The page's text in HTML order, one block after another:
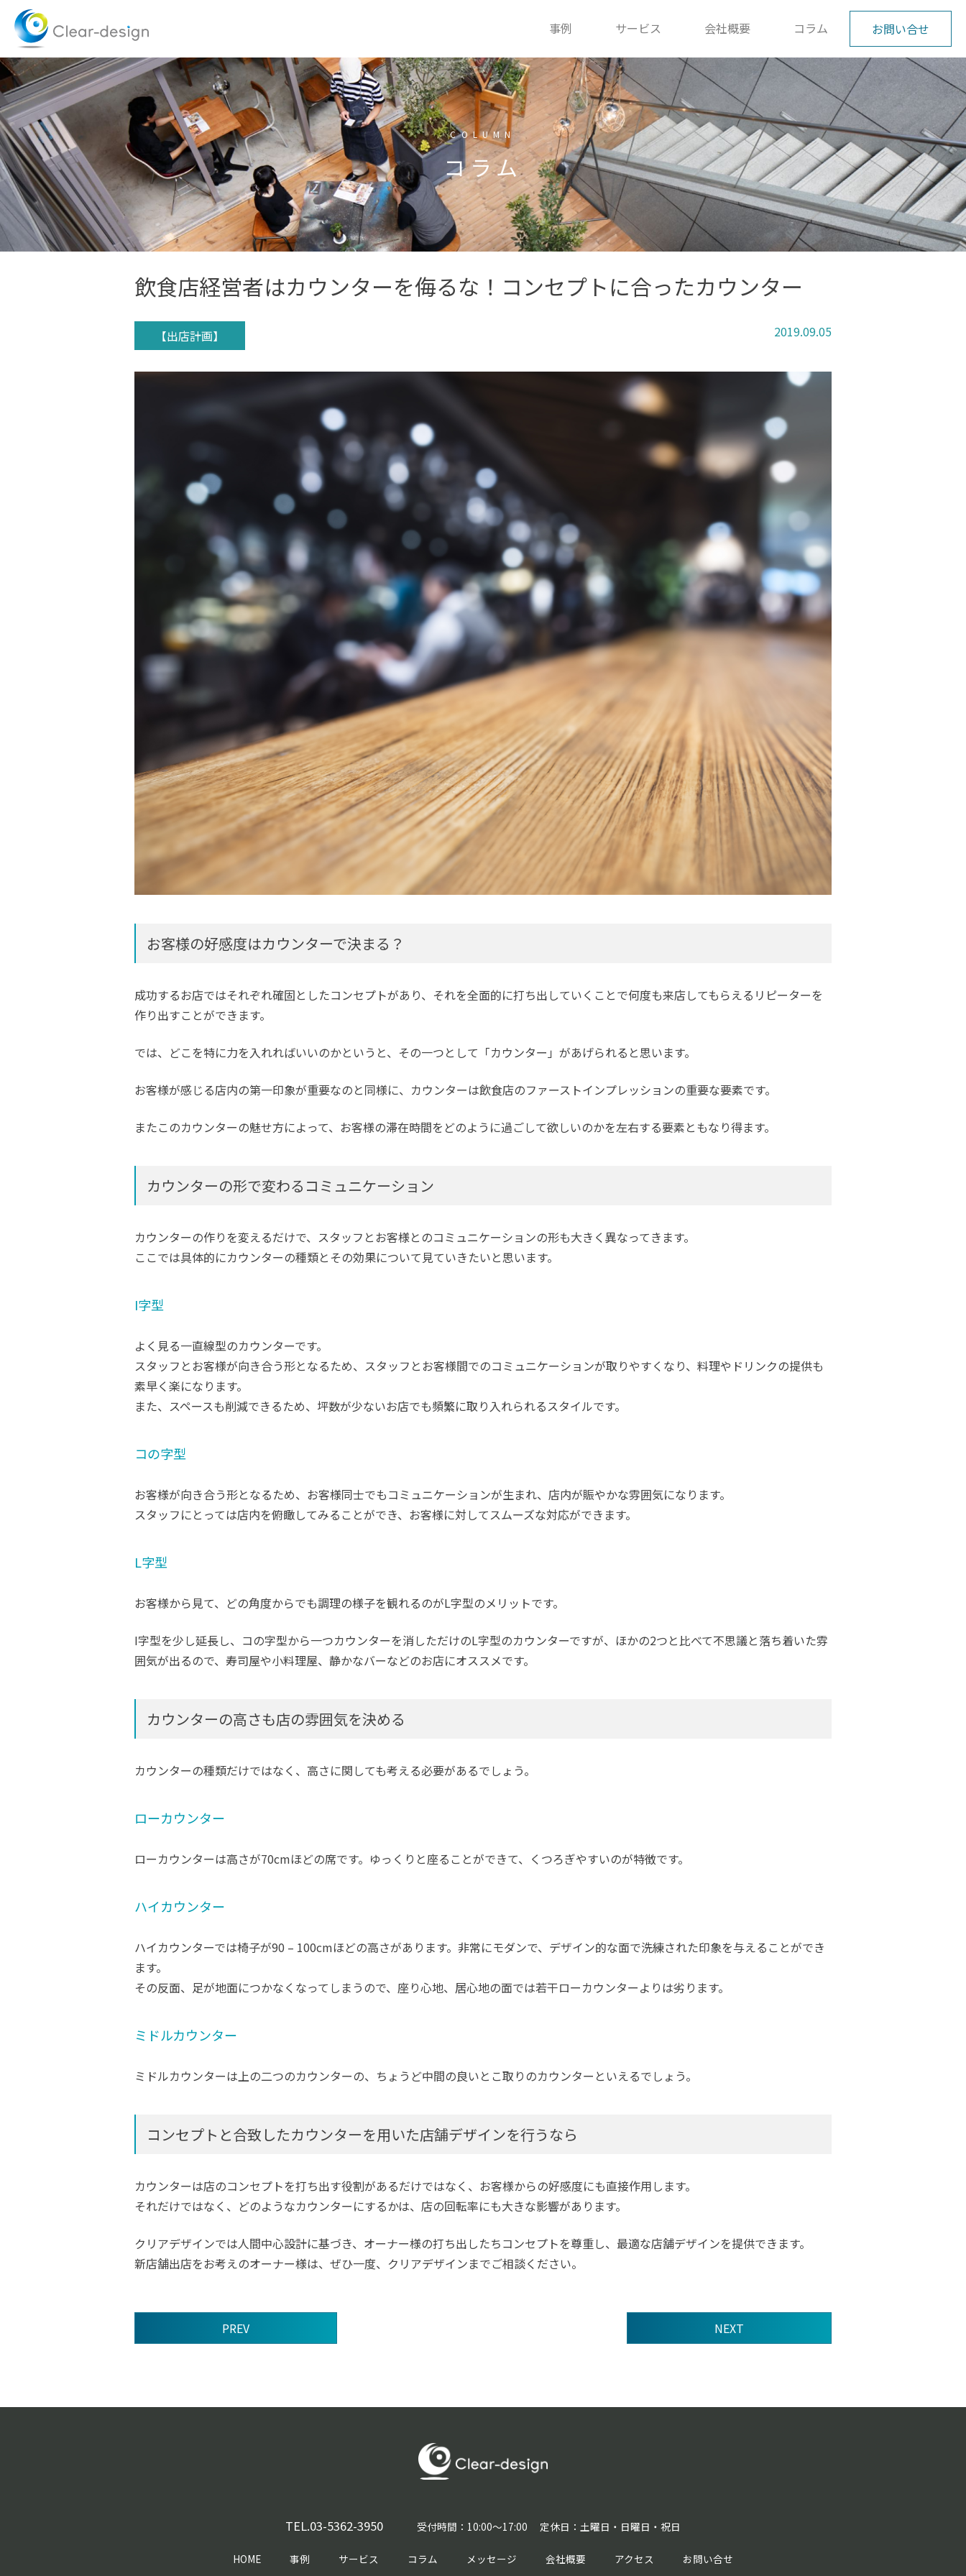
Skip
content
事例 サービス 会社概要 コラム お問い合せ
COLUMN
コラム
飲食店経営者はカウンターを侮るな！コンセプトに合ったカウンター
【出店計画】 2019.09.05
お客様の好感度はカウンターで決まる？
成功するお店ではそれぞれ確固としたコンセプトがあり、それを全面的に打ち出していくことで何度も来店してもらえるリピーターを
作り出すことができます。
では、どこを特に力を入れればいいのかというと、その一つとして「カウンター」があげられると思います。
お客様が感じる店内の第一印象が重要なのと同様に、カウンターは飲食店のファーストインプレッションの重要な要素です。
またこのカウンターの魅せ方によって、お客様の滞在時間をどのように過ごして欲しいのかを左右する要素ともなり得ます。
カウンターの形で変わるコミュニケーション
カウンターの作りを変えるだけで、スタッフとお客様とのコミュニケーションの形も大きく異なってきます。
ここでは具体的にカウンターの種類とその効果について見ていきたいと思います。
I字型
よく見る一直線型のカウンターです。
スタッフとお客様が向き合う形となるため、スタッフとお客様間でのコミュニケーションが取りやすくなり、料理やドリンクの提供も
素早く楽になります。
また、スペースも削減できるため、坪数が少ないお店でも頻繁に取り入れられるスタイルです。
コの字型
お客様が向き合う形となるため、お客様同士でもコミュニケーションが生まれ、店内が賑やかな雰囲気になります。
スタッフにとっては店内を俯瞰してみることができ、お客様に対してスムーズな対応ができます。
L字型
お客様から見て、どの角度からでも調理の様子を観れるのがL字型のメリットです。
I字型を少し延長し、コの字型から一つカウンターを消しただけのL字型のカウンターですが、ほかの2つと比べて不思議と落ち着いた雰
囲気が出るので、寿司屋や小料理屋、静かなバーなどのお店にオススメです。
カウンターの高さも店の雰囲気を決める
カウンターの種類だけではなく、高さに関しても考える必要があるでしょう。
ローカウンター
ローカウンターは高さが70cmほどの席です。ゆっくりと座ることができて、くつろぎやすいのが特徴です。
ハイカウンター
ハイカウンターでは椅子が90 – 100cmほどの高さがあります。非常にモダンで、デザイン的な面で洗練された印象を与えることができ
ます。
その反面、足が地面につかなくなってしまうので、座り心地、居心地の面では若干ローカウンターよりは劣ります。
ミドルカウンター
ミドルカウンターは上の二つのカウンターの、ちょうど中間の良いとこ取りのカウンターといえるでしょう。
コンセプトと合致したカウンターを用いた店舗デザインを行うなら
カウンターは店のコンセプトを打ち出す役割があるだけではなく、お客様からの好感度にも直接作用します。
それだけではなく、どのようなカウンターにするかは、店の回転率にも大きな影響があります。
クリアデザインでは人間中心設計に基づき、オーナー様の打ち出したちコンセプトを尊重し、最適な店舗デザインを提供できます。
新店舗出店をお考えのオーナー様は、ぜひ一度、クリアデザインまでご相談ください。
記
PREV NEXT
TEL.03-5362-3950 受付時間：10:00〜17:00 定休日：土曜日・日曜日・祝日
HOME 事例 サービス コラム メッセージ 会社概要 アクセス お問い合せ